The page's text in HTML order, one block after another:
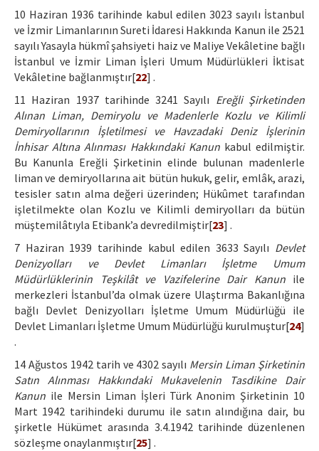
10 Haziran 1936 tarihinde kabul edilen 3023 sayılı İstanbul
ve İzmir Limanlarının Sureti İdaresi Hakkında Kanun ile 2521
sayılı Yasayla hükmî şahsiyeti haiz ve Maliye Vekâletine bağlı
İstanbul ve İzmir Liman İşleri Umum Müdürlükleri İktisat
Vekâletine bağlanmıştır[22] .
11 Haziran 1937 tarihinde 3241 Sayılı Ereğli Şirketinden
Alınan Liman, Demiryolu ve Madenlerle Kozlu ve Kilimli
Demiryollarının İşletilmesi ve Havzadaki Deniz İşlerinin
İnhisar Altına Alınması Hakkındaki Kanunkabul edilmiştir.
Bu Kanunla Ereğli Şirketinin elinde bulunan madenlerle
liman ve demiryollarına ait bütün hukuk, gelir, emlâk, arazi,
tesisler satın alma değeri üzerinden; Hükûmet tarafından
işletilmekte olan Kozlu ve Kilimli demiryolları da bütün
müştemilâtıyla Etibank’a devredilmiştir[23] .
7 Haziran 1939 tarihinde kabul edilen 3633 Sayılı Devlet
Denizyolları ve Devlet Limanları İşletme Umum
Müdürlüklerinin Teşkilât ve Vazifelerine Dair Kanunile
merkezleri İstanbul’da olmak üzere Ulaştırma Bakanlığına
bağlı Devlet Denizyolları İşletme Umum Müdürlüğü ile
Devlet Limanları İşletme Umum Müdürlüğü kurulmuştur[24]
.
14 Ağustos 1942 tarih ve 4302 sayılı Mersin Liman Şirketinin
Satın Alınması Hakkındaki Mukavelenin Tasdikine Dair
Kanun ile Mersin Liman İşleri Türk Anonim Şirketinin 10
Mart 1942 tarihindeki durumu ile satın alındığına dair, bu
şirketle Hükümet arasında 3.4.1942 tarihinde düzenlenen
sözleşme onaylanmıştır[25] .